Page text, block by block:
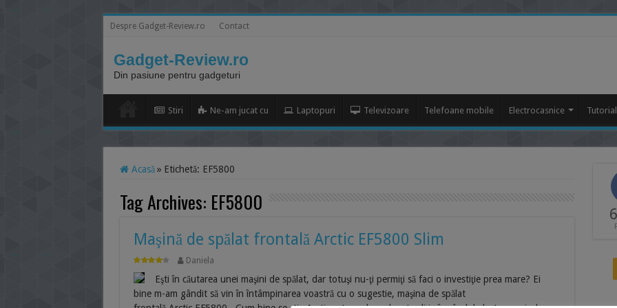
Despre Gadget-Review.ro Contact
Gadget-Review.ro
Din pasiune pentru gadgeturi
Stiri Ne-am jucat cu Laptopuri Televizoare Telefoane mobile Electrocasnice
Acasă » Etichetă: EF5800
Tag Archives: EF5800
Maşină de spălat frontală Arctic EF5800 Slim
Daniela
Eşti în căutarea unei maşini de spălat, dar totuşi nu-ţi permiţi să faci o investiţie prea mare? Ei
bine m-am gândit să vin în întâmpinarea voastră cu o sugestie, maşina de spălat